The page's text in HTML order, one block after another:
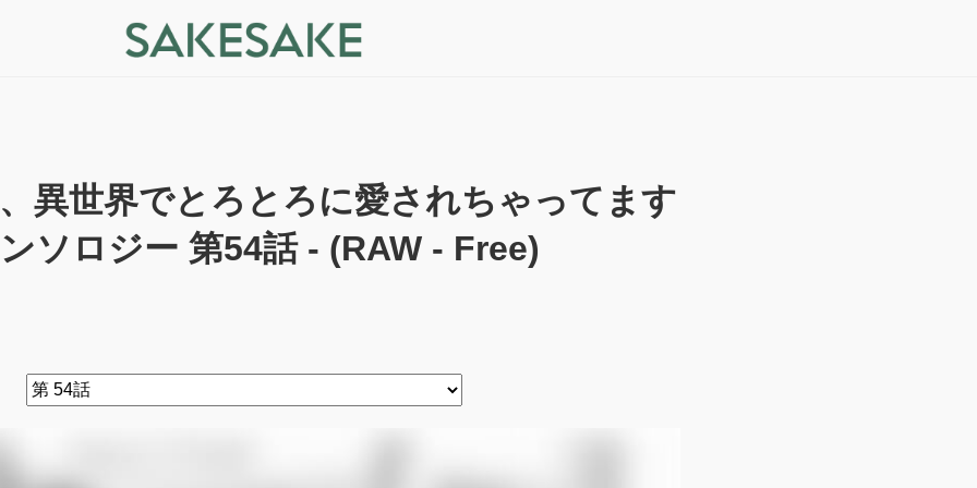
異世界でとろとろに愛されちゃってます
ソロジー 第54話 - (RAW - Free)